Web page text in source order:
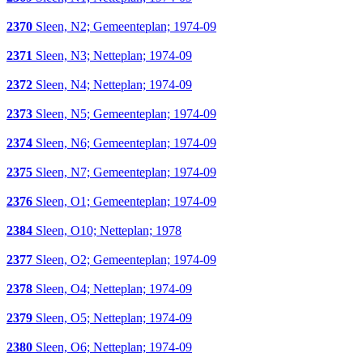
2370 Sleen, N2; Gemeenteplan; 1974-09
2371 Sleen, N3; Netteplan; 1974-09
2372 Sleen, N4; Netteplan; 1974-09
2373 Sleen, N5; Gemeenteplan; 1974-09
2374 Sleen, N6; Gemeenteplan; 1974-09
2375 Sleen, N7; Gemeenteplan; 1974-09
2376 Sleen, O1; Gemeenteplan; 1974-09
2384 Sleen, O10; Netteplan; 1978
2377 Sleen, O2; Gemeenteplan; 1974-09
2378 Sleen, O4; Netteplan; 1974-09
2379 Sleen, O5; Netteplan; 1974-09
2380 Sleen, O6; Netteplan; 1974-09